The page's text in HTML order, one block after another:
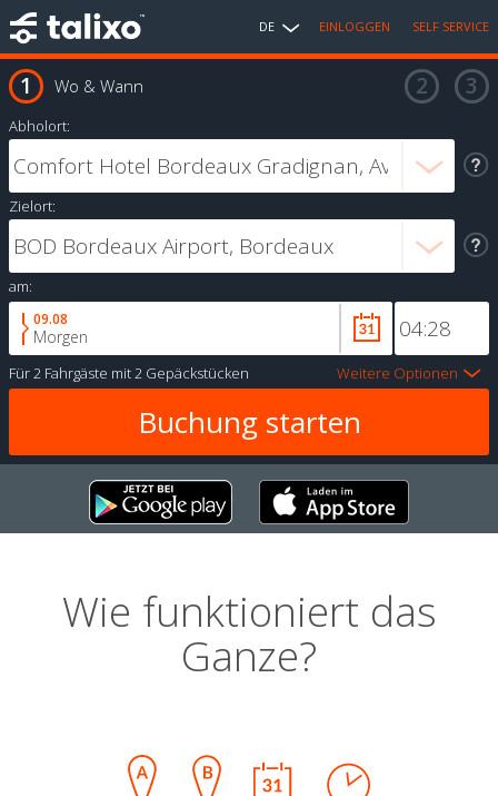
DE EINLOGGEN SELF SERVICE
Wo & Wann
Abholort:
Zielort:
am:
09.08
Morgen
Für2 Fahrgäste mit2 Gepäckstücken Weitere Optionen
Wie funktioniert das
Ganze?